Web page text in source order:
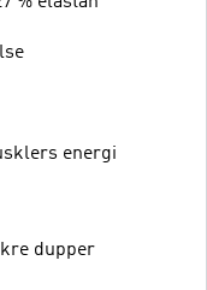
energi
dupper